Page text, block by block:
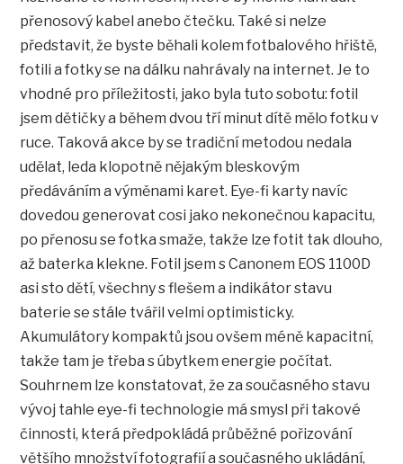
přenosový kabel anebo čtečku. Také si nelze
představit, že byste běhali kolem fotbalového hřiště,
fotili a fotky se na dálku nahrávaly na internet. Je to
vhodné pro příležitosti, jako byla tuto sobotu: fotil
jsem dětičky a během dvou tří minut dítě mělo fotku v
ruce. Taková akce by se tradiční metodou nedala
udělat, leda klopotně nějakým bleskovým
předáváním a výměnami karet. Eye-fi karty navíc
dovedou generovat cosi jako nekonečnou kapacitu,
po přenosu se fotka smaže, takže lze fotit tak dlouho,
až baterka klekne. Fotil jsem s Canonem EOS 1100D
asi sto dětí, všechny s flešem a indikátor stavu
baterie se stále tvářil velmi optimisticky.
Akumulátory kompaktů jsou ovšem méně kapacitní,
takže tam je třeba s úbytkem energie počítat.
Souhrnem lze konstatovat, že za současného stavu
vývoj tahle eye-fi technologie má smysl při takové
činnosti, která předpokládá průběžné pořizování
většího množství fotografií a současného ukládání,